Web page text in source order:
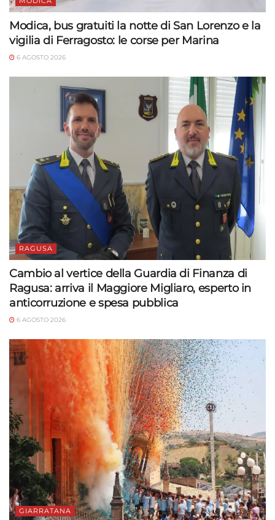
Modica, bus gratuiti la notte di San Lorenzo e la
vigilia di Ferragosto: le corse per Marina
6 AGOSTO 2026
RAGUSA
Cambio al vertice della Guardia di Finanza di
Ragusa: arriva il Maggiore Migliaro, esperto in
anticorruzione e spesa pubblica
6 AGOSTO 2026
GIARRATANA